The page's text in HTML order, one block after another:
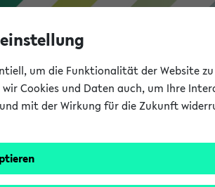
um die Funktionalität der Website
Cookies und Daten auch, um Ihre
mit der Wirkung für die Zukunft